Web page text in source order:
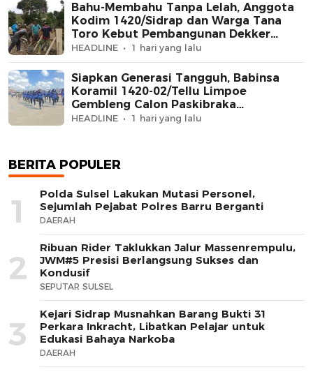
Bahu-Membahu Tanpa Lelah, Anggota
Kodim 1420/Sidrap dan Warga Tana
Toro Kebut Pembangunan Dekker
Jembatan Beton
HEADLINE 1 hari yang lalu
Siapkan Generasi Tangguh, Babinsa
Koramil 1420-02/Tellu Limpoe
Gembleng Calon Paskibraka
Kecamatan
HEADLINE 1 hari yang lalu
BERITA POPULER
1
Polda Sulsel Lakukan Mutasi Personel,
Sejumlah Pejabat Polres Barru Berganti
DAERAH
2
Ribuan Rider Taklukkan Jalur Massenrempulu,
JWM#5 Presisi Berlangsung Sukses dan
Kondusif
SEPUTAR SULSEL
3
Kejari Sidrap Musnahkan Barang Bukti 31
Perkara Inkracht, Libatkan Pelajar untuk
Edukasi Bahaya Narkoba
DAERAH